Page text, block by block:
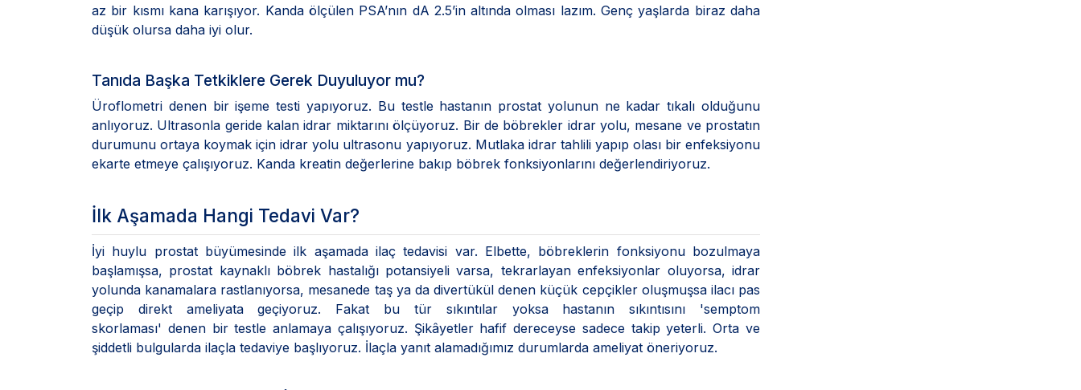
az bir kısmı kana karışıyor. Kanda ölçülen PSA’nın dA 2.5’in altında olması lazım. Genç yaşlarda biraz daha
düşük olursa daha iyi olur.
Tanıda Başka Tetkiklere Gerek Duyuluyor mu?
Üroflometri denen bir işeme testi yapıyoruz. Bu testle hastanın prostat yolunun ne kadar tıkalı olduğunu
anlıyoruz. Ultrasonla geride kalan idrar miktarını ölçüyoruz. Bir de böbrekler idrar yolu, mesane ve prostatın
durumunu ortaya koymak için idrar yolu ultrasonu yapıyoruz. Mutlaka idrar tahlili yapıp olası bir enfeksiyonu
ekarte etmeye çalışıyoruz. Kanda kreatin değerlerine bakıp böbrek fonksiyonlarını değerlendiriyoruz.
İlk Aşamada Hangi Tedavi Var?
İyi huylu prostat büyümesinde ilk aşamada ilaç tedavisi var. Elbette, böbreklerin fonksiyonu bozulmaya
başlamışsa, prostat kaynaklı böbrek hastalığı potansiyeli varsa, tekrarlayan enfeksiyonlar oluyorsa, idrar
yolunda kanamalara rastlanıyorsa, mesanede taş ya da divertükül denen küçük cepçikler oluşmuşsa ilacı pas
geçip direkt ameliyata geçiyoruz. Fakat bu tür sıkıntılar yoksa hastanın sıkıntısını 'semptom
skorlaması' denen bir testle anlamaya çalışıyoruz. Şikâyetler hafif dereceyse sadece takip yeterli. Orta ve
şiddetli bulgularda ilaçla tedaviye başlıyoruz. İlaçla yanıt alamadığımız durumlarda ameliyat öneriyoruz.